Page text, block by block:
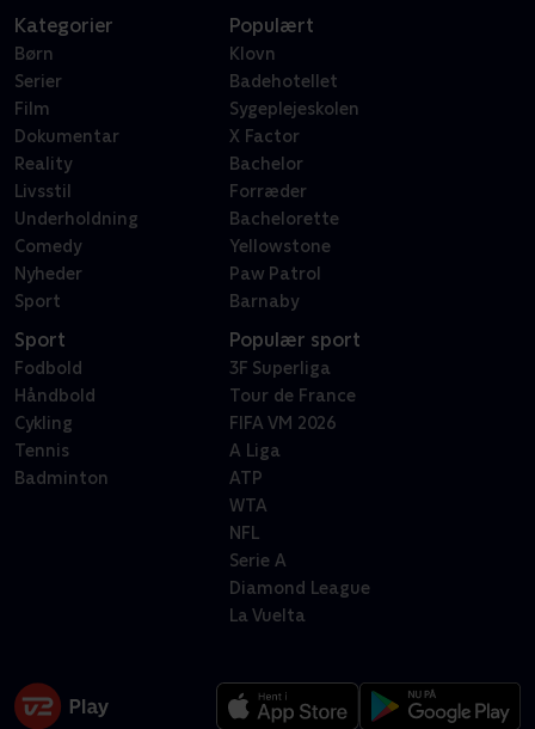
Kategorier
Børn
Serier
Film
Dokumentar
Reality
Livsstil
Underholdning
Comedy
Nyheder
Sport
Populært
Klovn
Badehotellet
Sygeplejeskolen
X Factor
Bachelor
Forræder
Bachelorette
Yellowstone
Paw Patrol
Barnaby
Sport
Fodbold
Håndbold
Cykling
Tennis
Badminton
Populær sport
3F Superliga
Tour de France
FIFA VM 2026
A Liga
ATP
WTA
NFL
Serie A
Diamond League
La Vuelta